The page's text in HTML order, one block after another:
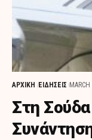
ΑΡΧΙΚΗ ΕΙΔΗΣΕΙΣ
Στη